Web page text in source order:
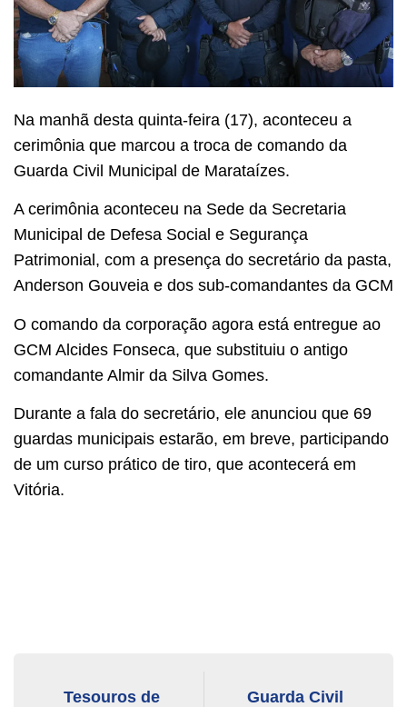
Na manhã desta quinta-feira (17), aconteceu a
cerimônia que marcou a troca de comando da
Guarda Civil Municipal de Marataízes.
A cerimônia aconteceu na Sede da Secretaria
Municipal de Defesa Social e Segurança
Patrimonial, com a presença do secretário da pasta,
Anderson Gouveia e dos sub-comandantes da GCM
O comando da corporação agora está entregue ao
GCM Alcides Fonseca, que substituiu o antigo
comandante Almir da Silva Gomes.
Durante a fala do secretário, ele anunciou que 69
guardas municipais estarão, em breve, participando
de um curso prático de tiro, que acontecerá em
Vitória.
Tesouros de
Guarda Civil